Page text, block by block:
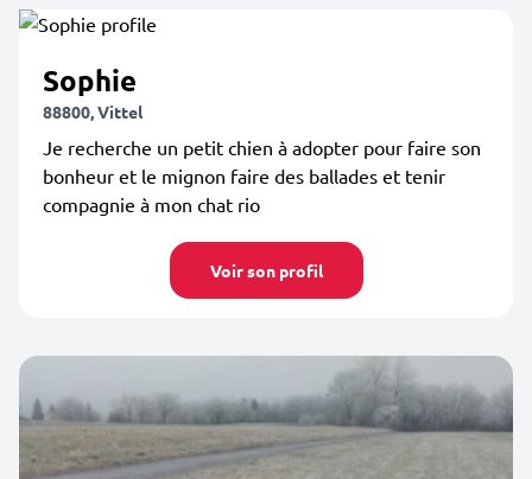
Sophie
88800, Vittel
Je recherche un petit chien à adopter pour faire son
bonheur et le mignon faire des ballades et tenir
compagnie à mon chat rio
Voir son profil